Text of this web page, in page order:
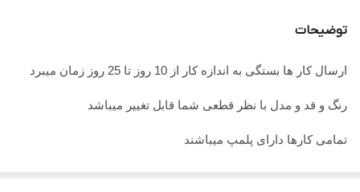
توضیحات
ارسال کار ها بستگی به اندازه کار از 10 روز تا 25 روز زمان میبرد
رنگ و قد و مدل با نظر قطعی شما قابل تغییر میباشد
تمامی کارها دارای پلمپ میباشند